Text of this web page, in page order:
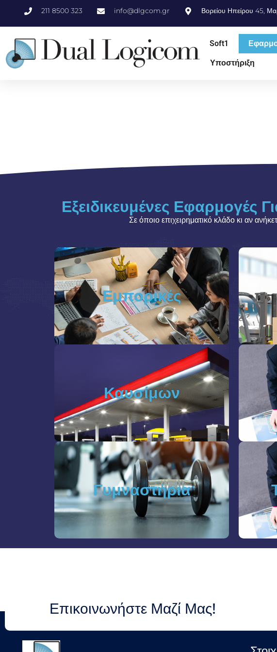
211 8500 323 info@dlgcom.gr Βορείου Ηπείρου 45,
Soft1
Υποστήριξη
Εξειδικευμένες Εφαρμογές
Σε όποιο επιχειρηματικό κλάδο κι αν
Εμπορικές
Καυσίμων
Γυμναστήρια
Επικοινωνήστε Μαζί Μας!